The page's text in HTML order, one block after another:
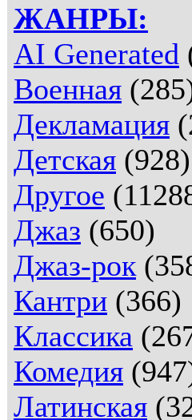
ЖАНРЫ:
AI Generated
Военная
Декламация
Детская (928)
Другое
Джаз (650)
Джаз-рок
Кантри (366)
Классика
Комедия
Латинская